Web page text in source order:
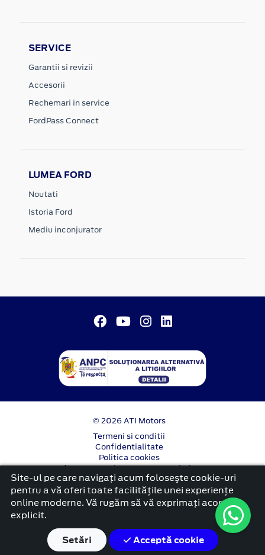
SERVICE
Garantii si revizii
Accesorii
Rechemari in service
FordPass Connect
LUMEA FORD
Noutati
Istoria Ford
Mediu inconjurator
© 2026 ATI Motors
Termeni si conditii
Confidentialitate
Politica cookies
Anunț începere proiect ”PNRR. Fonduri pentru
România modernă și reformată”.
platformă dezvoltată de Workleto
Site-ul pe care navigați acum foloseşte cookie-uri
pentru a vă oferi toate facilitățile unei experiențe
online moderne. Vă rugăm să vă exprimați acordul
explicit.
Setări
Acceptă cookie